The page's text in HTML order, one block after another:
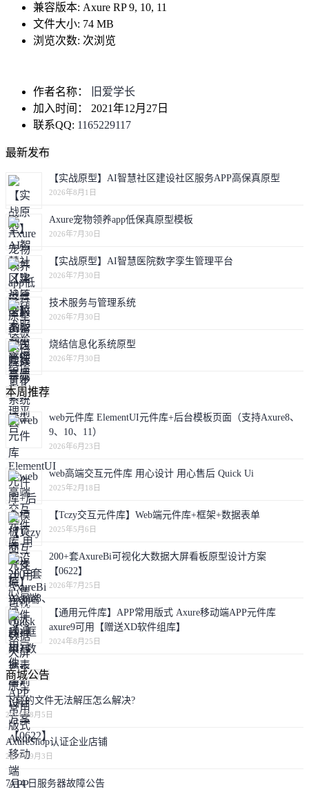
兼容版本: Axure RP 9, 10, 11
文件大小: 74 MB
浏览次数: 次浏览
作者名称：
旧爱学长
加入时间：
2021年12月27日
联系QQ: 1165229117
最新发布
【实战原型】AI智慧社区建设社区服务APP高保真原型
2026年8月1日
Axure宠物领养app低保真原型模板
2026年7月30日
【实战原型】AI智慧医院数字孪生管理平台
2026年7月30日
技术服务与管理系统
2026年7月30日
烧结信息化系统原型
2026年7月30日
本周推荐
web元件库 ElementUI元件库+后台模板页面（支持Axure8、
9、10、11）
2026年6月23日
web高端交互元件库 用心设计 用心售后 Quick Ui
2025年2月18日
【Tczy交互元件库】Web端元件库+框架+数据表单
2025年5月6日
200+套AxureBi可视化大数据大屏看板原型设计方案
【0622】
2026年7月25日
【通用元件库】APP常用版式 Axure移动端APP元件库
axure9可用【赠送XD软件组库】
2024年8月25日
商城公告
下载的文件无法解压怎么解决?
2024年8月5日
AxureShop认证企业店铺
2023年9月3日
7月4 日服务器故障公告